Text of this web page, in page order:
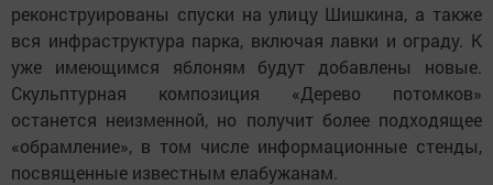
реконструированы спуски на улицу Шишкина, а также
вся инфраструктура парка, включая лавки и ограду. К
уже имеющимся яблоням будут добавлены новые.
Скульптурная композиция «Дерево потомков»
останется неизменной, но получит более подходящее
«обрамление», в том числе информационные стенды,
посвященные известным елабужанам.